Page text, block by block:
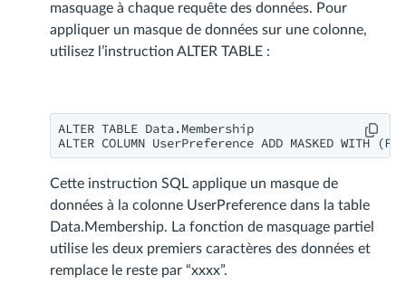
masquage à chaque requête des données. Pour
appliquer un masque de données sur une colonne,
utilisez l’instruction ALTER TABLE :
ALTER TABLE Data.Membership
ALTER COLUMN UserPreference ADD MASKED
Cette instruction SQL applique un masque de
données à la colonne UserPreference dans la table
Data.Membership. La fonction de masquage partiel
utilise les deux premiers caractères des données et
remplace le reste par “xxxx”.